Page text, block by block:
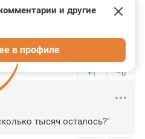
–0
прописаны азиаты?
+1 –0
и другие
в профиле
тысяч осталось?"